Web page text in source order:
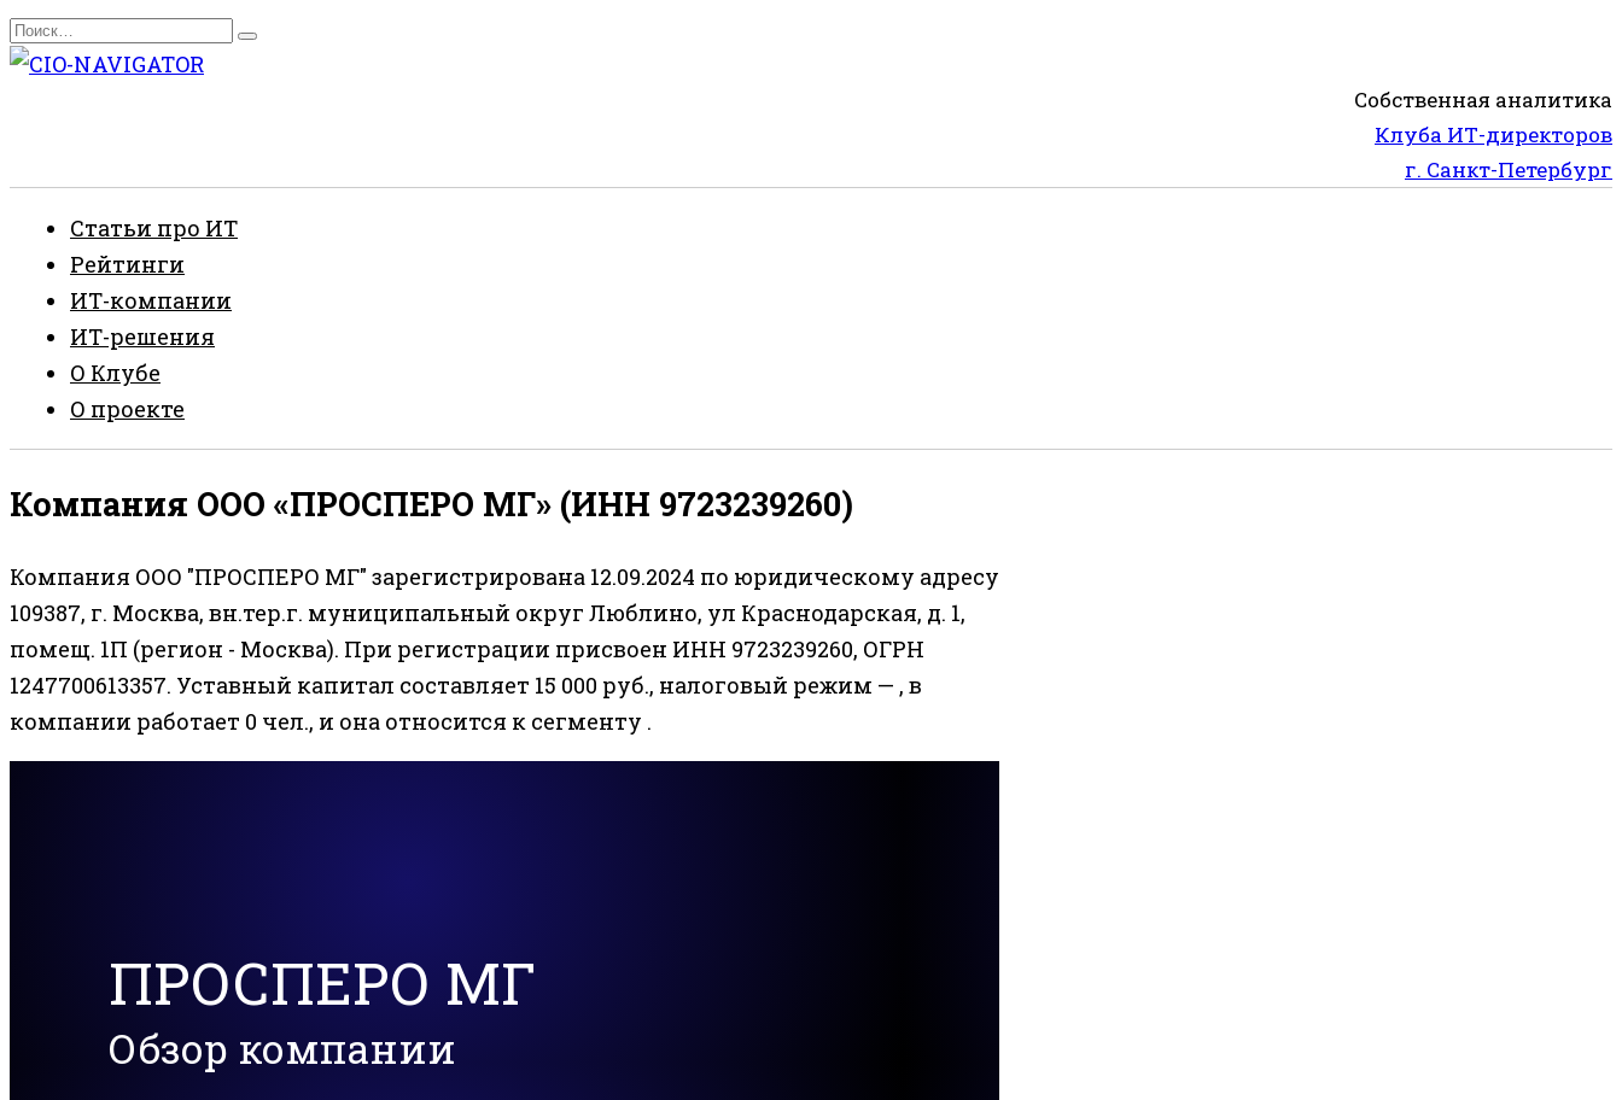
Перейти
к
Search
for:
Собственная аналитика
Клуба ИТ-директоров
г. Санкт-Петербург
Статьи про ИТ
Рейтинги
ИТ-компании
ИТ-решения
О Клубе
О проекте
Компания ООО «ПРОСПЕРО МГ» (ИНН 9723239260)
Компания ООО "ПРОСПЕРО МГ" зарегистрирована 12.09.2024 по юридическому адресу
109387, г. Москва, вн.тер.г. муниципальный округ Люблино, ул Краснодарская, д. 1,
помещ. 1П (регион - Москва). При регистрации присвоен ИНН 9723239260, ОГРН
1247700613357. Уставный капитал составляет 15 000 руб., налоговый режим — , в
компании работает 0 чел., и она относится к сегменту .
ПРОСПЕРО МГ
Обзор компании